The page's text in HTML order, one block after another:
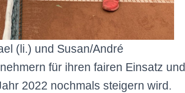
(li.) und Susan/André
für ihren fairen Einsatz
2022 nochmals steigern wird.